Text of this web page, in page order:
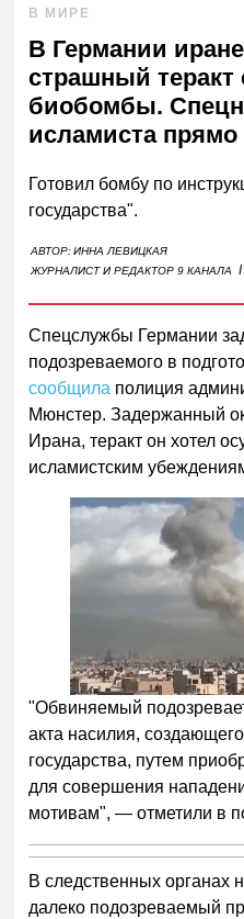
В МИРЕ
В Германии
страшный
биобомбы.
исламиста прямо
Готовил бомбу по
государства".
АВТОР:ИННА ЛЕВИЦКАЯ
ЖУРНАЛИСТ И РЕДАКТОР 9 КАНАЛА
I
Спецслужбы Германии
подозреваемого в
сообщила полиция
Мюнстер. Задержанный
Ирана, теракт он хотел
исламистским
"Обвиняемый
акта насилия,
государства, путем
для совершения
мотивам", — отметили в
В следственных органах
далеко подозреваемый